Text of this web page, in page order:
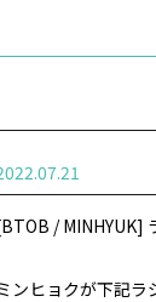
/ MINHYUK]
ンヒョクが下記ラ